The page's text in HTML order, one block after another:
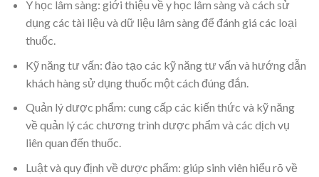
Y học lâm sàng: giới thiệu về y học lâm sàng và cách sử
dụng các tài liệu và dữ liệu lâm sàng để đánh giá các loại
thuốc.
Kỹ năng tư vấn: đào tạo các kỹ năng tư vấn và hướng dẫn
khách hàng sử dụng thuốc một cách đúng đắn.
Quản lý dược phẩm: cung cấp các kiến thức và kỹ năng
về quản lý các chương trình dược phẩm và các dịch vụ
liên quan đến thuốc.
Luật và quy định về dược phẩm: giúp sinh viên hiểu rõ về